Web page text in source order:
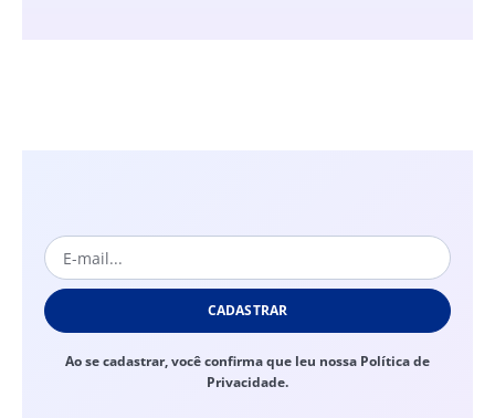
CADASTRAR
Ao se cadastrar, você confirma que leu nossa Política de
Privacidade.